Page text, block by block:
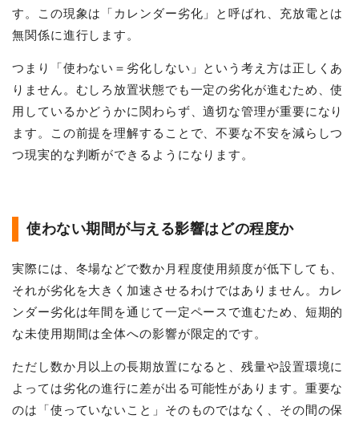
す。この現象は「カレンダー劣化」と呼ばれ、充放電とは
無関係に進行します。
つまり「使わない＝劣化しない」という考え方は正しくあ
りません。むしろ放置状態でも一定の劣化が進むため、使
用しているかどうかに関わらず、適切な管理が重要になり
ます。この前提を理解することで、不要な不安を減らしつ
つ現実的な判断ができるようになります。
使わない期間が与える影響はどの程度か
実際には、冬場などで数か月程度使用頻度が低下しても、
それが劣化を大きく加速させるわけではありません。カレ
ンダー劣化は年間を通じて一定ペースで進むため、短期的
な未使用期間は全体への影響が限定的です。
ただし数か月以上の長期放置になると、残量や設置環境に
よっては劣化の進行に差が出る可能性があります。重要な
のは「使っていないこと」そのものではなく、その間の保